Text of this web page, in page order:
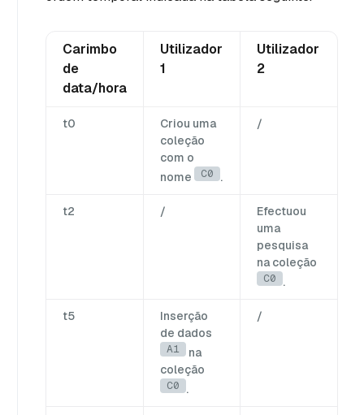
Carimbo
de
data/hora
Utilizador
1
Utilizador
2
t0
Criou uma
coleção
com o
nome
C0 .
/
t2 /
Efectuou
uma
pesquisa
na coleção
C0 .
t5
Inserção
de dados
A1
na
coleção
C0 .
/